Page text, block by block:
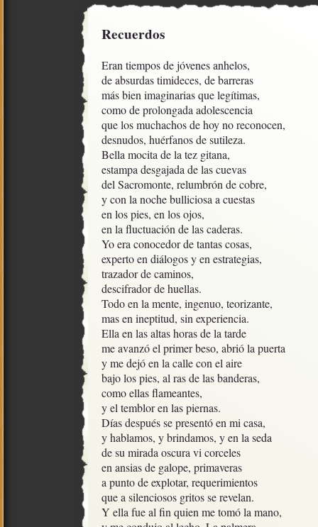
Recuerdos
Eran tiempos de jóvenes anhelos,
de absurdas timideces, de barreras
más bien imaginarias que legítimas,
como de prolongada adolescencia
que los muchachos de hoy no reconocen,
desnudos, huérfanos de sutileza.
Bella mocita de la tez gitana,
estampa desgajada de las cuevas
del Sacromonte, relumbrón de cobre,
y con la noche bulliciosa a cuestas
en los pies, en los ojos,
en la fluctuación de las caderas.
Yo era conocedor de tantas cosas,
experto en diálogos y en estrategias,
trazador de caminos,
descifrador de huellas.
Todo en la mente, ingenuo, teorizante,
mas en ineptitud, sin experiencia.
Ella en las altas horas de la tarde
me avanzó el primer beso, abrió la puerta
y me dejó en la calle con el aire
bajo los pies, al ras de las banderas,
como ellas flameantes,
y el temblor en las piernas.
Días después se presentó en mi casa,
y hablamos, y brindamos, y en la seda
de su mirada oscura vi corceles
en ansias de galope, primaveras
a punto de explotar, requerimientos
que a silenciosos gritos se revelan.
Y ella fue al fin quien me tomó la mano,